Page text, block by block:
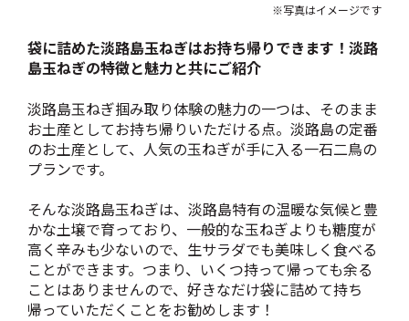
※写真はイメージです
袋に詰めた淡路島玉ねぎはお持ち帰りできます！淡路
島玉ねぎの特徴と魅力と共にご紹介
淡路島玉ねぎ掴み取り体験の魅力の一つは、そのまま
お土産としてお持ち帰りいただける点。淡路島の定番
のお土産として、人気の玉ねぎが手に入る一石二鳥の
プランです。
そんな淡路島玉ねぎは、淡路島特有の温暖な気候と豊
かな土壌で育っており、一般的な玉ねぎよりも糖度が
高く辛みも少ないので、生サラダでも美味しく食べる
ことができます。つまり、いくつ持って帰っても余る
ことはありませんので、好きなだけ袋に詰めて持ち
帰っていただくことをお勧めします！